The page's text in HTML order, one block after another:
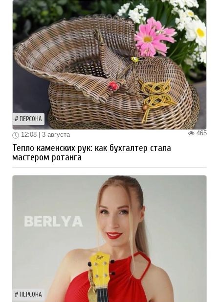
ПЕРСОНА
465
12:08 | 3 августа
Тепло каменских рук: как бухгалтер стала
мастером ротанга
ПЕРСОНА